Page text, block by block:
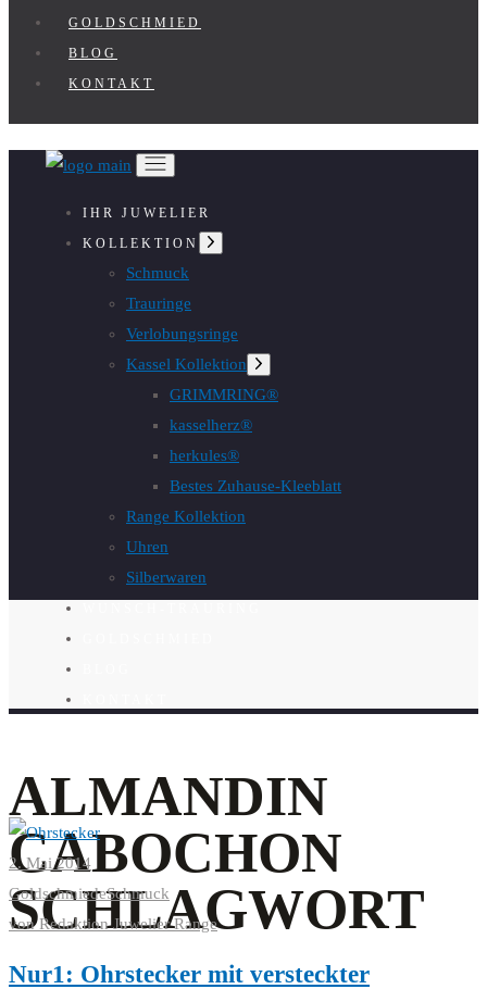
GOLDSCHMIED
BLOG
KONTAKT
IHR JUWELIER
KOLLEKTION
Untermenü
anzeigen
Schmuck
Trauringe
Verlobungsringe
Kassel Kollektion Untermenü
anzeigen
GRIMMRING®
kasselherz®
herkules®
Bestes Zuhause-Kleeblatt
Range Kollektion
Uhren
Silberwaren
ALMANDIN
CABOCHON
SCHLAGWORT
2. Mai 2014
GoldschmiedeSchmuck
vonRedaktion Juwelier Range
Nur1: Ohrstecker mit versteckter